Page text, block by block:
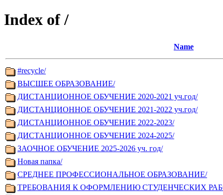
Index of /
Name
#recycle/
ВЫСШЕЕ ОБРАЗОВАНИЕ/
ДИСТАНЦИОННОЕ ОБУЧЕНИЕ 2020-2021 уч.год/
ДИСТАНЦИОННОЕ ОБУЧЕНИЕ 2021-2022 уч.год/
ДИСТАНЦИОННОЕ ОБУЧЕНИЕ 2022-2023/
ДИСТАНЦИОННОЕ ОБУЧЕНИЕ 2024-2025/
ЗАОЧНОЕ ОБУЧЕНИЕ 2025-2026 уч. год/
Новая папка/
СРЕДНЕЕ ПРОФЕССИОНАЛЬНОЕ ОБРАЗОВАНИЕ/
ТРЕБОВАНИЯ К ОФОРМЛЕНИЮ СТУДЕНЧЕСКИХ